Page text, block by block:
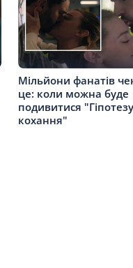
Мільйони фанатів
це: коли можна буде
подивитися "Гіпотезу
кохання"